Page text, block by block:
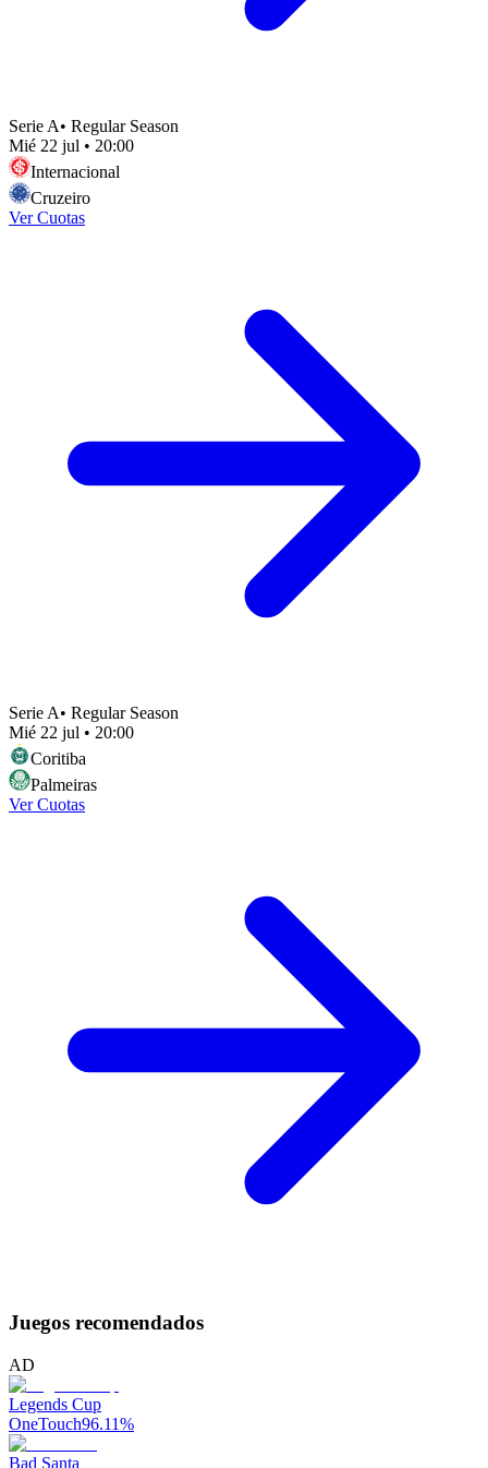
Serie A• Regular Season
Mié 22 jul • 20:00
Internacional
Cruzeiro
Ver Cuotas
Serie A• Regular Season
Mié 22 jul • 20:00
Coritiba
Palmeiras
Ver Cuotas
Juegos recomendados
AD
Legends Cup
OneTouch96.11%
Bad Santa